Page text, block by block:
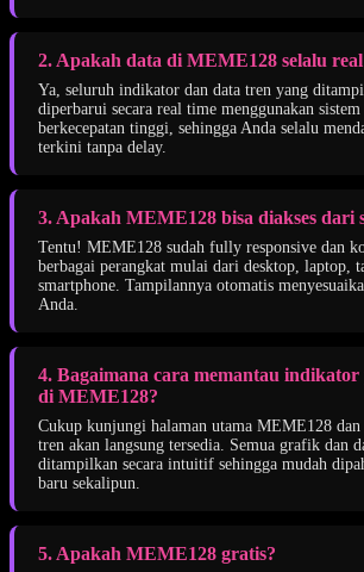
2. Apakah data di MEME128 selalu
Ya, seluruh indikator dan data tren yang
diperbarui secara real time menggunakan
berkecepatan tinggi, sehingga Anda selalu
terkini tanpa delay.
3. Apakah MEME128 bisa diakses dari
Tentu! MEME128 sudah fully responsive dan
berbagai perangkat mulai dari desktop, laptop,
smartphone. Tampilannya otomatis
Anda.
4. Bagaimana cara memantau
di MEME128?
Cukup kunjungi halaman utama MEME128
tren akan langsung tersedia. Semua grafik dan
ditampilkan secara intuitif sehingga mudah
baru sekalipun.
5. Apakah MEME128 gratis?